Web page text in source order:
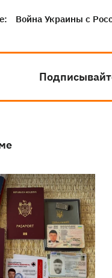
Война Украины с